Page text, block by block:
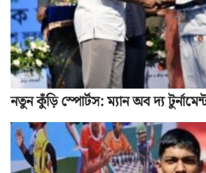
নতুন কুঁড়ি স্পোর্টস: ম্যান অব দ্য